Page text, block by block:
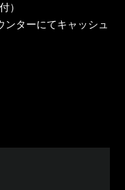
）
ターにてキャッシュ